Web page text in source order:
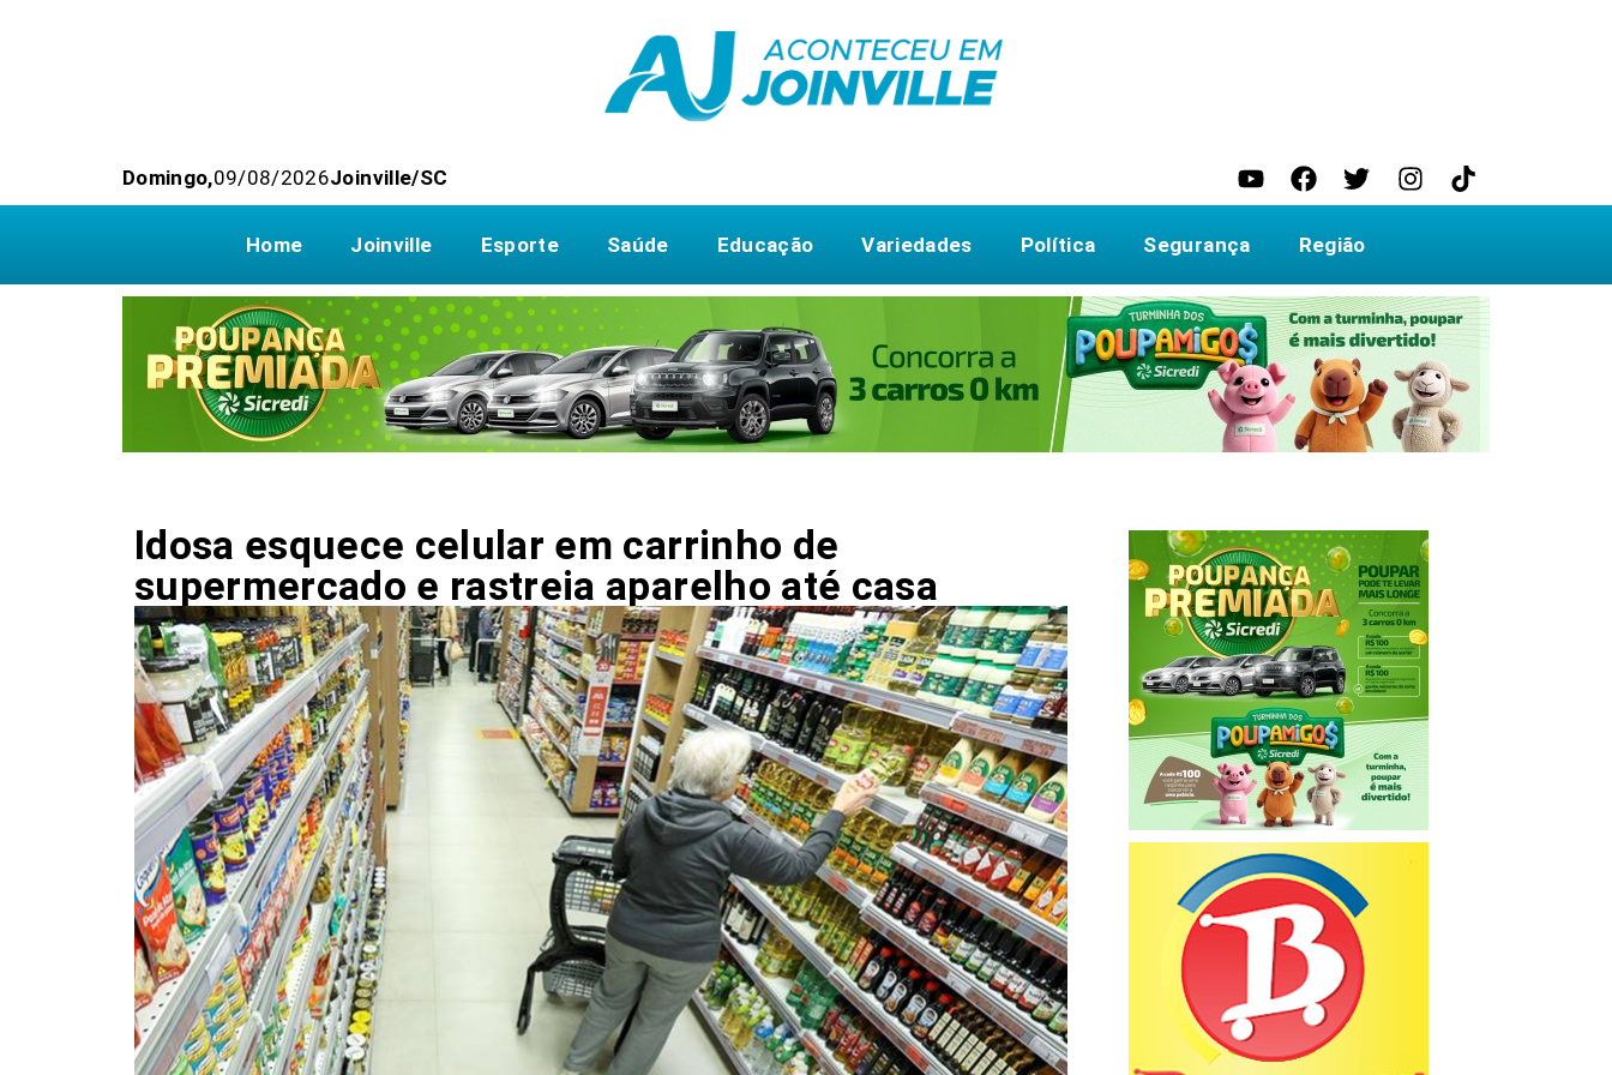
Domingo,09/08/2026Joinville/SC
Home Joinville Esporte Saúde Educação Variedades Política Segurança Região
Idosa esquece celular em carrinho de
supermercado e rastreia aparelho até casa